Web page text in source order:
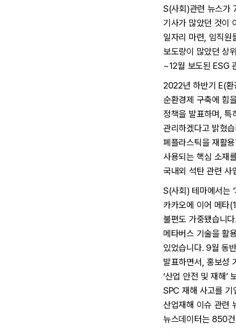
S(사회)관련 뉴스가
기사가 많았던 것이
일자리 마련, 임직원
보도량이 많았던 상
~12월 보도된 ESG
2022년 하반기 E(환
순환경제 구축에 힘
정책을 발표하며, 특
관리하겠다고 밝혔
폐플라스틱을 재활
사용되는 핵심 소재
국내외 석탄 관련 사
S(사회) 테마에서는
카카오에 이어 메타
불편도 가중됐습니
메타버스 기술을 활
있었습니다. 9월 동
발표하면서, 홍보성
‘산업 안전 및 재해’
SPC 재해 사고를 기
산업재해 이슈 관련
뉴스데이터는 850